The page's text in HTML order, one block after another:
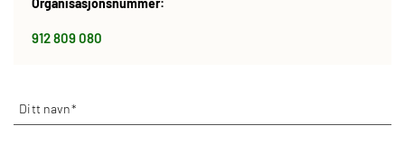
Organisasjonsnummer:
912 809 080